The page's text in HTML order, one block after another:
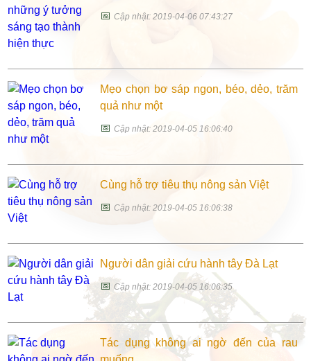
📅Cập nhật: 2019-04-06 07:43:27
Mẹo chọn bơ sáp ngon, béo, dẻo, trăm
quả như một
📅Cập nhật: 2019-04-05 16:06:40
Cùng hỗ trợ tiêu thụ nông sản Việt
📅Cập nhật: 2019-04-05 16:06:38
Người dân giải cứu hành tây Đà Lạt
📅Cập nhật: 2019-04-05 16:06:35
Tác dụng không ai ngờ đến của rau